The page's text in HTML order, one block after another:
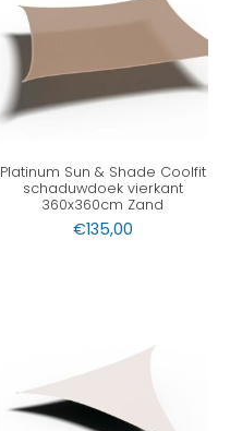
Platinum Sun & Shade Coolfit
schaduwdoek vierkant
360x360cm Zand
€135,00